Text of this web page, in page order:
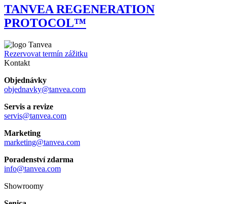
TANVEA REGENERATION
PROTOCOL™
Rezervovat termín zážitku
Kontakt
Objednávky
objednavky@tanvea.com
Servis a revize
servis@tanvea.com
Marketing
marketing@tanvea.com
Poradenství zdarma
info@tanvea.com
Showroomy